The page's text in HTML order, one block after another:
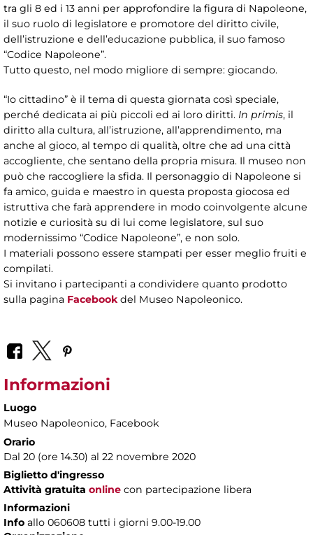
tra gli 8 ed i 13 anni per approfondire la figura di Napoleone,
il suo ruolo di legislatore e promotore del diritto civile,
dell’istruzione e dell’educazione pubblica, il suo famoso
“Codice Napoleone”.
Tutto questo, nel modo migliore di sempre: giocando.
“Io cittadino” è il tema di questa giornata così speciale,
perché dedicata ai più piccoli ed ai loro diritti. In primis, il
diritto alla cultura, all’istruzione, all’apprendimento, ma
anche al gioco, al tempo di qualità, oltre che ad una città
accogliente, che sentano della propria misura. Il museo non
può che raccogliere la sfida. Il personaggio di Napoleone si
fa amico, guida e maestro in questa proposta giocosa ed
istruttiva che farà apprendere in modo coinvolgente alcune
notizie e curiosità su di lui come legislatore, sul suo
modernissimo “Codice Napoleone”, e non solo.
I materiali possono essere stampati per esser meglio fruiti e
compilati.
Si invitano i partecipanti a condividere quanto prodotto
sulla pagina Facebookdel Museo Napoleonico.
Informazioni
Luogo
Museo Napoleonico, Facebook
Orario
Dal 20 (ore 14.30) al 22 novembre 2020
Biglietto d'ingresso
Attività gratuita online con partecipazione libera
Informazioni
Info allo 060608 tutti i giorni 9.00-19.00